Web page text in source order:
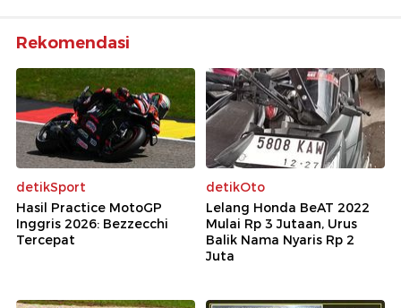
Rekomendasi
detikSport
Hasil Practice MotoGP
Inggris 2026: Bezzecchi
Tercepat
detikOto
Lelang Honda BeAT 2022
Mulai Rp 3 Jutaan, Urus
Balik Nama Nyaris Rp 2
Juta